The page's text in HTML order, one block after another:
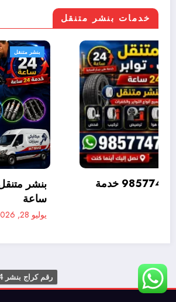
خدمات بنشر متنقل
بنشر متنقل
ammar ammar
رقم كراج بنشر 98577474